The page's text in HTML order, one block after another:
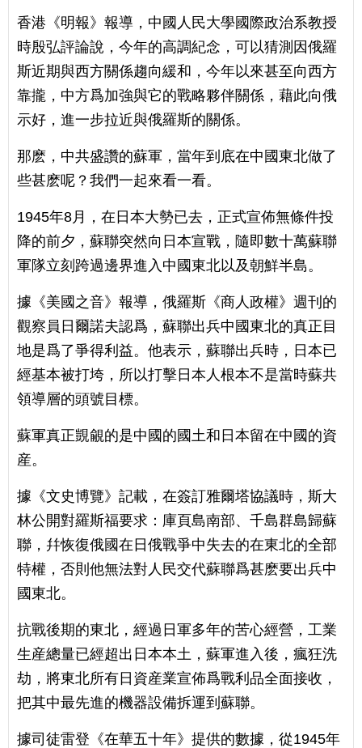
香港《明報》報導，中國人民大學國際政治系教授
時殷弘評論說，今年的高調紀念，可以猜測因俄羅
斯近期與西方關係趨向緩和，今年以來甚至向西方
靠攏，中方爲加強與它的戰略夥伴關係，藉此向俄
示好，進一步拉近與俄羅斯的關係。
那麽，中共盛讚的蘇軍，當年到底在中國東北做了
些甚麽呢？我們一起來看一看。
1945年8月，在日本大勢已去，正式宣佈無條件投
降的前夕，蘇聯突然向日本宣戰，隨即數十萬蘇聯
軍隊立刻跨過邊界進入中國東北以及朝鮮半島。
據《美國之音》報導，俄羅斯《商人政權》週刊的
觀察員日爾諾夫認爲，蘇聯出兵中國東北的真正目
地是爲了爭得利益。他表示，蘇聯出兵時，日本已
經基本被打垮，所以打擊日本人根本不是當時蘇共
領導層的頭號目標。
蘇軍真正覬覦的是中國的國土和日本留在中國的資
産。
據《文史博覽》記載，在簽訂雅爾塔協議時，斯大
林公開對羅斯福要求：庫頁島南部、千島群島歸蘇
聯，幷恢復俄國在日俄戰爭中失去的在東北的全部
特權，否則他無法對人民交代蘇聯爲甚麽要出兵中
國東北。
抗戰後期的東北，經過日軍多年的苦心經營，工業
生産總量已經超出日本本土，蘇軍進入後，瘋狂洗
劫，將東北所有日資産業宣佈爲戰利品全面接收，
把其中最先進的機器設備拆運到蘇聯。
據司徒雷登《在華五十年》提供的數據，從1945年